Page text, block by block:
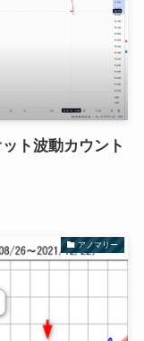
ト波動カウント
アノマリー